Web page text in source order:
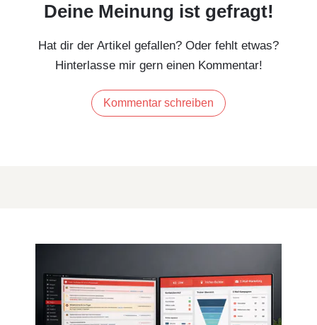
Deine Meinung ist gefragt!
Hat dir der Artikel gefallen? Oder fehlt etwas?
Hinterlasse mir gern einen Kommentar!
Kommentar schreiben